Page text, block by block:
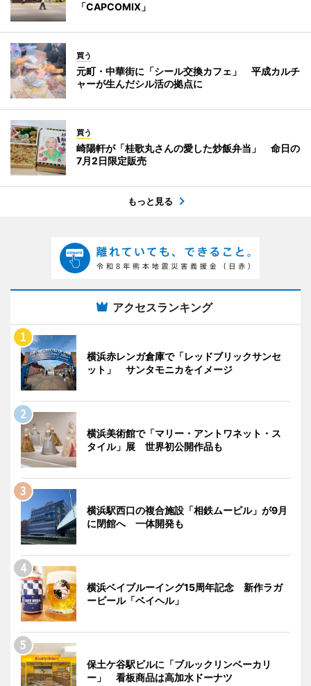
「CAPCOMIX」
買う
元町・中華街に「シール交換カフェ」 平成カルチ
ャーが生んだシル活の拠点に
買う
崎陽軒が「桂歌丸さんの愛した炒飯弁当」 命日の
7月2日限定販売
もっと見る
アクセスランキング
横浜赤レンガ倉庫で「レッドブリックサンセ
ット」 サンタモニカをイメージ
横浜美術館で「マリー・アントワネット・ス
タイル」展 世界初公開作品も
横浜駅西口の複合施設「相鉄ムービル」が9月
に閉館へ 一体開発も
横浜ベイブルーイング15周年記念 新作ラガ
ービール「ベイヘル」
保土ケ谷駅ビルに「ブルックリンベーカリ
ー」 看板商品は高加水ドーナツ